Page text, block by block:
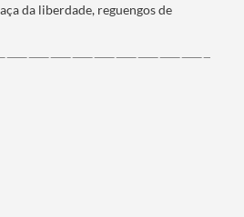
da liberdade, reguengos de